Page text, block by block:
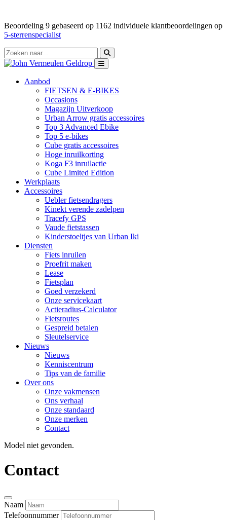
Beoordeling 9 gebaseerd op 1162 individuele klantbeoordelingen op
5-sterrenspecialist
Aanbod
FIETSEN & E-BIKES
Occasions
Magazijn Uitverkoop
Urban Arrow gratis accessoires
Top 3 Advanced Ebike
Top 5 e-bikes
Cube gratis accessoires
Hoge inruilkorting
Koga F3 inruilactie
Cube Limited Edition
Werkplaats
Accessoires
Uebler fietsendragers
Kinekt verende zadelpen
Tracefy GPS
Vaude fietstassen
Kinderstoeltjes van Urban Iki
Diensten
Fiets inruilen
Proefrit maken
Lease
Fietsplan
Goed verzekerd
Onze servicekaart
Actieradius-Calculator
Fietsroutes
Gespreid betalen
Sleutelservice
Nieuws
Nieuws
Kenniscentrum
Tips van de familie
Over ons
Onze vakmensen
Ons verhaal
Onze standaard
Onze merken
Contact
Model niet gevonden.
Contact
Naam
Telefoonnummer